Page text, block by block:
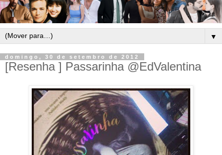
▼
domingo, 30 de setembro de 2012
[Resenha ] Passarinha @EdValentina